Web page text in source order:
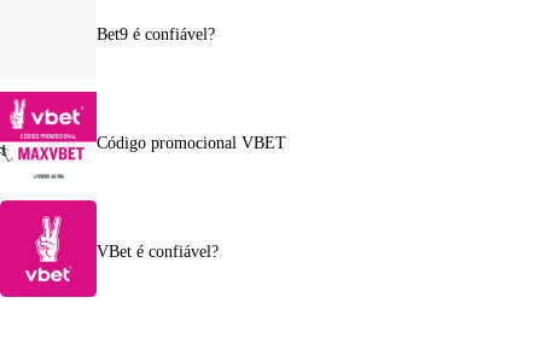
Bet9 é confiável?
Código promocional VBET
VBet é confiável?